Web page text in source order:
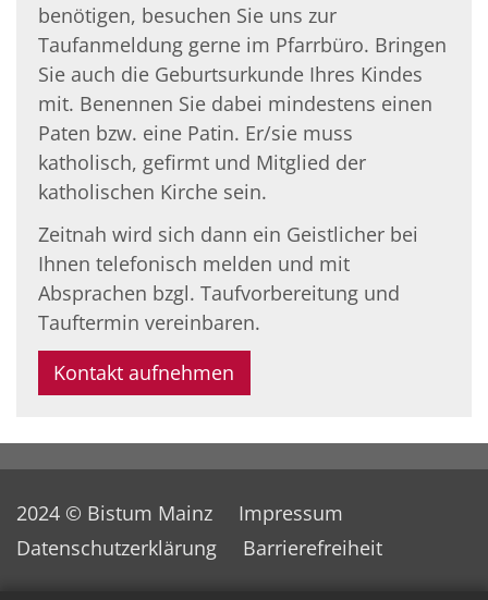
benötigen, besuchen Sie uns zur
Taufanmeldung gerne im Pfarrbüro. Bringen
Sie auch die Geburtsurkunde Ihres Kindes
mit. Benennen Sie dabei mindestens einen
Paten bzw. eine Patin. Er/sie muss
katholisch, gefirmt und Mitglied der
katholischen Kirche sein.
Zeitnah wird sich dann ein Geistlicher bei
Ihnen telefonisch melden und mit
Absprachen bzgl. Taufvorbereitung und
Tauftermin vereinbaren.
Kontakt aufnehmen
2024 © Bistum Mainz
Impressum
Datenschutzerklärung
Barrierefreiheit